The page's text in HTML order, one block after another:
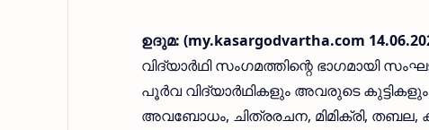
ഉദുമ: (my.kasargodvartha.com
വിദ്യാര്‍ഥി സംഗമത്തിന്റെ ഭാഗമായി
പൂര്‍വ വിദ്യാര്‍ഥികളും അവരുടെ
അവബോധം, ചിത്രരചന, മിമിക്രി, തബല,